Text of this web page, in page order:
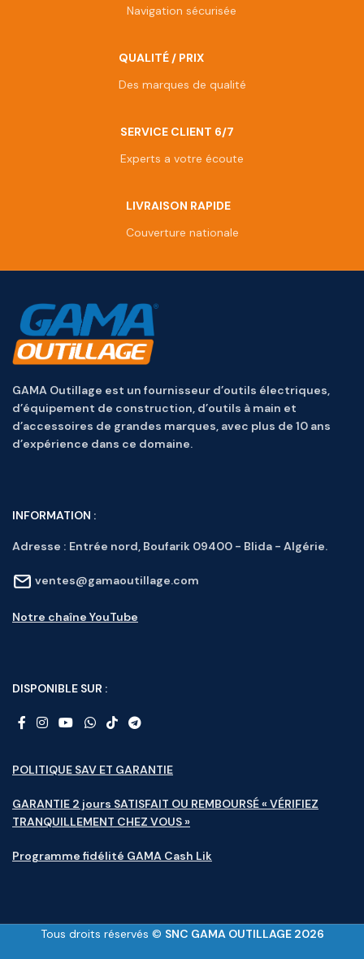
Navigation sécurisée
QUALITÉ / PRIX
Des marques de qualité
SERVICE CLIENT 6/7
Experts a votre écoute
LIVRAISON RAPIDE
Couverture nationale
GAMA Outillage est un fournisseur d’outils électriques,
d’équipement de construction, d’outils à main et
d’accessoires de grandes marques, avec plus de 10 ans
d’expérience dans ce domaine.
INFORMATION :
Adresse : Entrée nord, Boufarik 09400 - Blida - Algérie.
ventes@gamaoutillage.com
Notre chaîne YouTube
DISPONIBLE SUR :
POLITIQUE SAV ET GARANTIE
GARANTIE 2 jours SATISFAIT OU REMBOURSÉ « VÉRIFIEZ
TRANQUILLEMENT CHEZ VOUS »
Programme fidélité GAMA Cash Lik
Tous droits réservés © SNC GAMA OUTILLAGE 2026